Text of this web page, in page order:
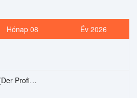
Hónap 08 Év 2026
Le-Professionnel (Der Profi) – Chi Mai